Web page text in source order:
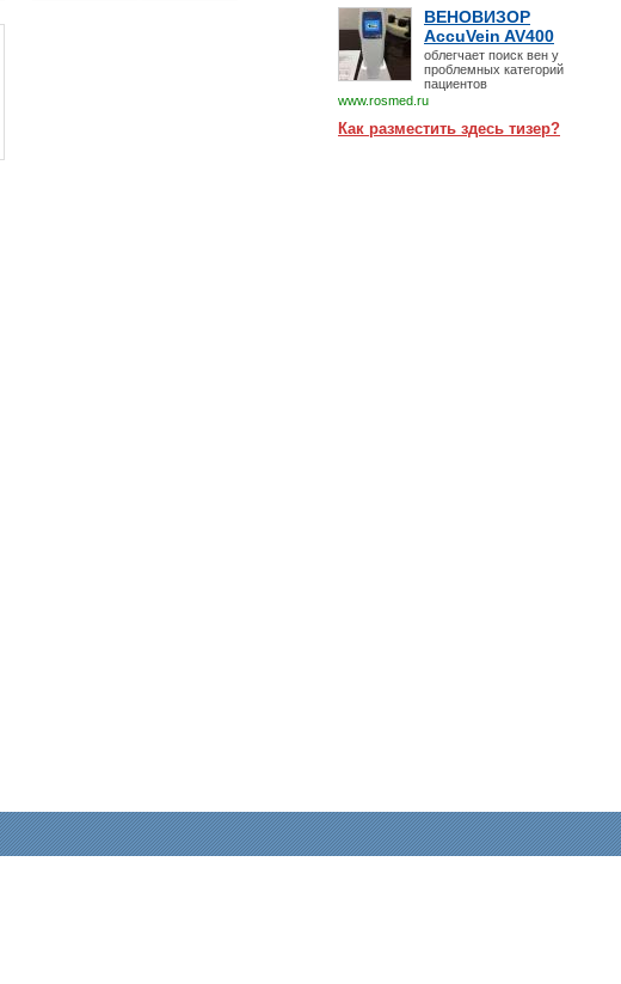
ВЕНОВИЗОР
AccuVein AV400
облегчает поиск вен у
проблемных категорий
пациентов
www.rosmed.ru
Как разместить здесь тизер?